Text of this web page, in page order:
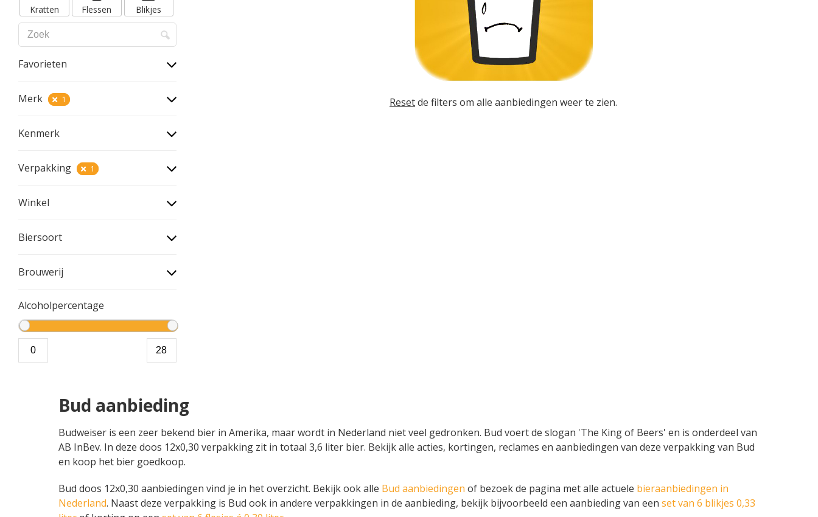
Kratten Flessen Blikjes
Favorieten
Merk 1
Kenmerk
Verpakking 1
Winkel
Biersoort
Brouwerij
Alcoholpercentage
Resetde filters om alle aanbiedingen weer te zien.
Bud aanbieding
Budweiser is een zeer bekend bier in Amerika, maar wordt in Nederland niet veel gedronken. Bud voert de slogan 'The King of Beers' en is onderdeel van
AB InBev. In deze doos 12x0,30 verpakking zit in totaal 3,6 liter bier. Bekijk alle acties, kortingen, reclames en aanbiedingen van deze verpakking van Bud
en koop het bier goedkoop.
Bud doos 12x0,30 aanbiedingen vind je in het overzicht. Bekijk ook alle Bud aanbiedingen of bezoek de pagina met alle actuele bieraanbiedingen in
Nederland. Naast deze verpakking is Bud ook in andere verpakkingen in de aanbieding, bekijk bijvoorbeeld een aanbieding van een set van 6 blikjes 0,33